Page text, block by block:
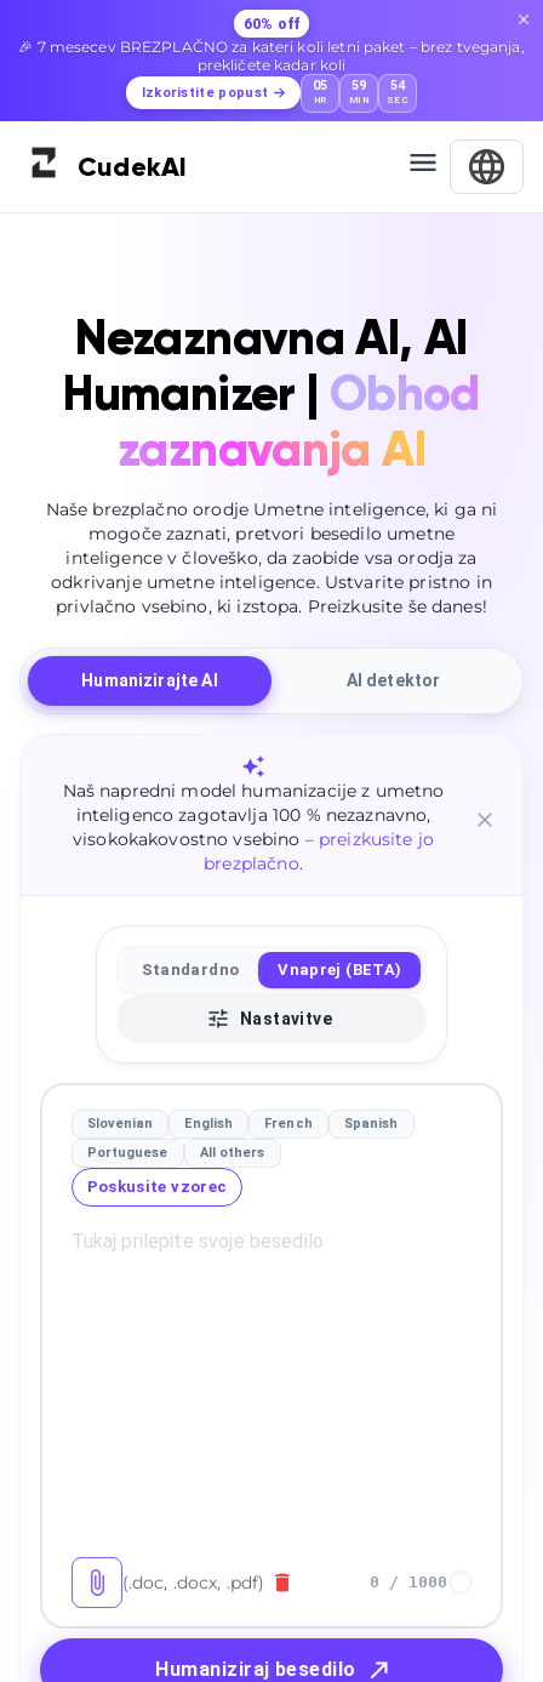
60% off
🎉 7 mesecev BREZPLAČNO za kateri koli letni paket – brez tveganja,
prekličete kadar koli
Izkoristite popust 05
HR
59
MIN
53
SEC
CudekAI
Nezaznavna AI, AI
Humanizer | Obhod
zaznavanja AI
Naše brezplačno orodje Umetne inteligence, ki ga ni
mogoče zaznati, pretvori besedilo umetne
inteligence v človeško, da zaobide vsa orodja za
odkrivanje umetne inteligence. Ustvarite pristno in
privlačno vsebino, ki izstopa. Preizkusite še danes!
Humanizirajte AI AI detektor
Naš napredni model humanizacije z umetno
inteligenco zagotavlja 100 % nezaznavno,
visokokakovostno vsebino – preizkusite jo
brezplačno.
Standardno Vnaprej (BETA)
Nastavitve
Slovenian English French
Spanish
Portuguese
All others
Poskusite vzorec
(.doc, .docx, .pdf) 0 / 1000
Humaniziraj besedilo